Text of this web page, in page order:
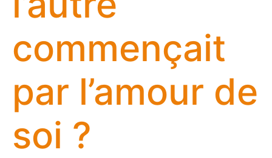
commençait
par l’amour de
soi ?